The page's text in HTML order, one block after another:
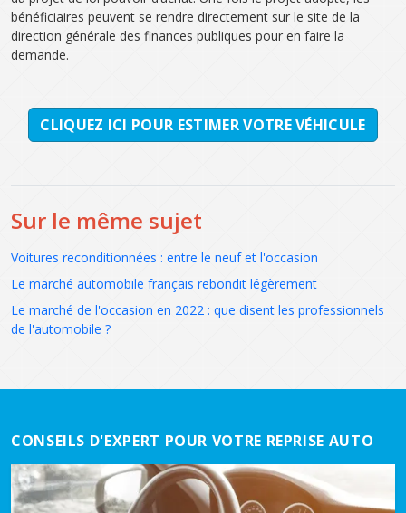
bénéficiaires peuvent se rendre directement sur le site de la
direction générale des finances publiques pour en faire la
demande.
CLIQUEZ ICI POUR ESTIMER VOTRE VÉHICULE
Sur le même sujet
Voitures reconditionnées : entre le neuf et l'occasion
Le marché automobile français rebondit légèrement
Le marché de l'occasion en 2022 : que disent les professionnels
de l'automobile ?
CONSEILS D'EXPERT POUR VOTRE REPRISE AUTO